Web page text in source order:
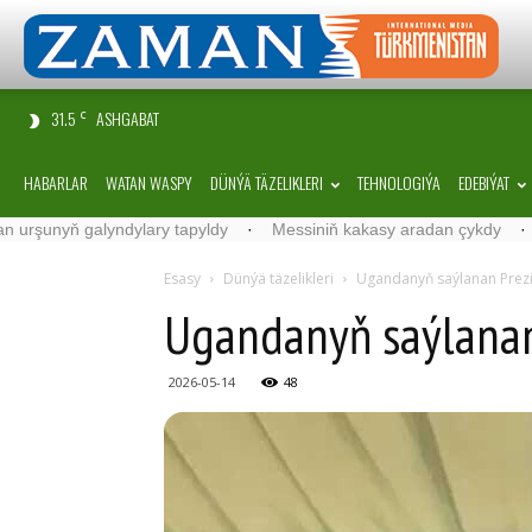
31.5 C ASHGABAT
HABARLAR WATAN WASPY DÜNÝÄ TÄZELIKLERI TEHNOLOGIÝA EDEBIÝAT
galyndylary tapyldy · Messiniň kakasy aradan çykdy ·
Esasy Dünýä täzelikleri Ugandanyň saýlanan
Ugandanyň
2026-05-14 48